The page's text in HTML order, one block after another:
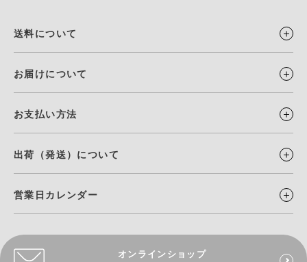
送料について
お届けについて
お支払い方法
出荷（発送）について
営業日カレンダー
オンラインショップ